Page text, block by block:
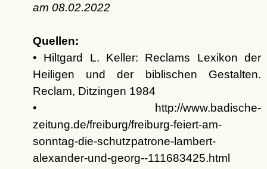
am 08.02.2022
Quellen:
• Hiltgard L. Keller: Reclams Lexikon der
Heiligen und der biblischen Gestalten.
Reclam, Ditzingen 1984
• http://www.badische-
zeitung.de/freiburg/freiburg-feiert-am-
sonntag-die-schutzpatrone-lambert-
alexander-und-georg--111683425.html